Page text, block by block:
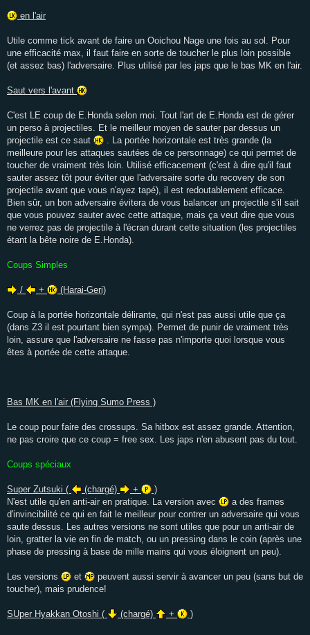
en l'air
Utile comme tick avant de faire un Ooichou Nage une fois au sol. Pour
une efficacité max, il faut faire en sorte de toucher le plus loin possible
(et assez bas) l'adversaire. Plus utilisé par les japs que le bas MK en l'air.
Saut vers l'avant
C'est LE coup de E.Honda selon moi. Tout l'art de E.Honda est de gérer
un perso à projectiles. Et le meilleur moyen de sauter par dessus un
projectile est ce saut
. La portée horizontale est très grande (la
meilleure pour les attaques sautées de ce personnage) ce qui permet de
toucher de vraiment très loin. Utilisé efficacement (c'est à dire qu'il faut
sauter assez tôt pour éviter que l'adversaire sorte du recovery de son
projectile avant que vous n'ayez tapé), il est redoutablement efficace.
Bien sûr, un bon adversaire évitera de vous balancer un projectile s'il sait
que vous pouvez sauter avec cette attaque, mais ça veut dire que vous
ne verrez pas de projectile à l'écran durant cette situation (les projectiles
étant la bête noire de E.Honda).
Coups Simples
/ + (Harai-Geri)
Coup à la portée horizontale délirante, qui n'est pas aussi utile que ça
(dans Z3 il est pourtant bien sympa). Permet de punir de vraiment très
loin, assure que l'adversaire ne fasse pas n'importe quoi lorsque vous
êtes à portée de cette attaque.
Bas MK en l'air (Flying Sumo Press )
Le coup pour faire des crossups. Sa hitbox est assez grande. Attention,
ne pas croire que ce coup = free sex. Les japs n'en abusent pas du tout.
Coups spéciaux
Super Zutsuki ( (chargé) +
)
N'est utile qu'en anti-air en pratique. La version avec
a des frames
d'invincibilité ce qui en fait le meilleur pour contrer un adversaire qui vous
saute dessus. Les autres versions ne sont utiles que pour un anti-air de
loin, gratter la vie en fin de match, ou un pressing dans le coin (après une
phase de pressing à base de mille mains qui vous éloignent un peu).
Les versions et
peuvent aussi servir à avancer un peu (sans but de
toucher), mais prudence!
SUper Hyakkan Otoshi ( (chargé) + )